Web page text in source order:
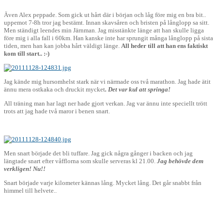
Även Alex peppade. Som gick ut hårt där i början och låg före mig en bra bit..
uppemot 7-8h tror jag bestämt. Innan skavsåren och bristen på långlopp sa sitt.
Men ständigt leendes min Järnman. Jag misstänkte länge att han skulle ligga
före mig i alla fall i 60km. Han kanske inte har sprungit många långlopp på sista
tiden, men han kan jobba hårt väldigt länge. All heder till att han ens faktiskt
kom till start.. :-)
Jag kände mig hursomhelst stark när vi närmade oss två marathon. Jag hade ätit
ännu mera ostkaka och druckit mycket. Det var kul att springa!
All träning man har lagt ner hade gjort verkan. Jag var ännu inte speciellt trött
trots att jag hade två maror i benen snart.
Men snart började det bli tuffare. Jag gick några gånger i backen och jag
längtade snart efter våfflorna som skulle serveras kl 21.00. Jag behövde dem
verkligen! Nu!!
Snart började varje kilometer kännas lång. Mycket lång. Det går snabbt från
himmel till helvete..